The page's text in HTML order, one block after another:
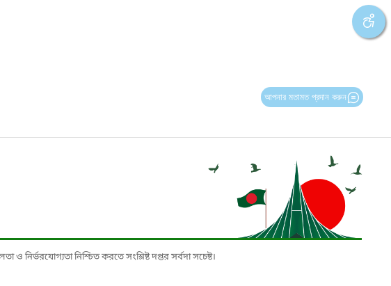
আপনার মতামত প্রদান করুন
ও নির্ভরযোগ্যতা নিশ্চিত করতে সংশ্লিষ্ট দপ্তর সর্বদা সচেষ্ট।